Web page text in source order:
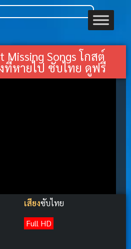
Missing Songs โกสต์
ที่หายไป ซับไทย ดูฟรี
เสียงซับไทย
Full HD